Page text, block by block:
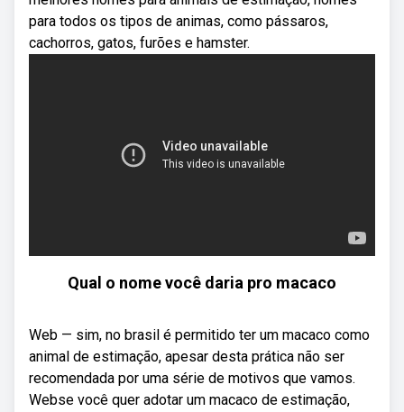
para todos os tipos de animas, como pássaros,
cachorros, gatos, furões e hamster.
Qual o nome você daria pro macaco
Web — sim, no brasil é permitido ter um macaco como
animal de estimação, apesar desta prática não ser
recomendada por uma série de motivos que vamos.
Webse você quer adotar um macaco de estimação,